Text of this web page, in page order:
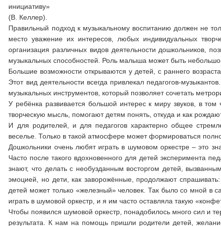
инициативу»
(В. Келлер).
Правильный подход к музыкальному воспитанию должен не
место уважение их интересов, любых индивидуальных
организация различных видов деятельности дошкольников,
музыкальных способностей. Роль малыша может быть
Большие возможности открываются у детей, с раннего
Этот вид деятельности всегда привлекал педагогов-
музыкальных инструментов, который позволяет сочетать
У ребёнка развивается большой интерес к миру звуков, в
творческую мысль, помогают детям понять, откуда и как
И для родителей, и для педагогов характерно общее
веселье. Только в такой атмосфере может формироваться
Дошкольники очень любят играть в шумовом оркестре – это
Часто после такого вдохновенного для детей эксперимента
знают, что делать с необузданным восторгом детей,
эмоцией, но дети, как заворожённые, продолжают
детей может только «железный» человек. Так было со мной в
играть в шумовой оркестр, и я им часто оставляла такую
Чтобы появился шумовой оркестр, понадобилось много сил и
результата. К нам на помощь пришли родители детей,